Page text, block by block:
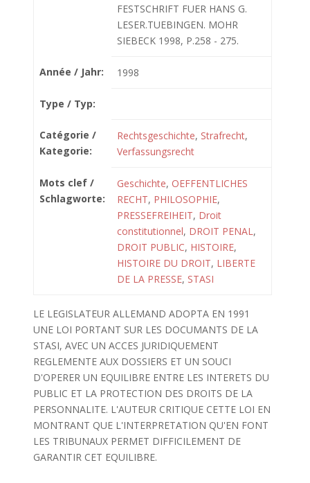
FESTSCHRIFT FUER HANS G.
LESER.TUEBINGEN. MOHR
SIEBECK 1998, P.258 - 275.
Année / Jahr: 1998
Type / Typ:
Catégorie /
Kategorie:
Rechtsgeschichte, Strafrecht,
Verfassungsrecht
Mots clef /
Schlagworte:
Geschichte, OEFFENTLICHES
RECHT, PHILOSOPHIE,
PRESSEFREIHEIT, Droit
constitutionnel, DROIT PENAL,
DROIT PUBLIC, HISTOIRE,
HISTOIRE DU DROIT, LIBERTE
DE LA PRESSE, STASI
LE LEGISLATEUR ALLEMAND ADOPTA EN 1991
UNE LOI PORTANT SUR LES DOCUMANTS DE LA
STASI, AVEC UN ACCES JURIDIQUEMENT
REGLEMENTE AUX DOSSIERS ET UN SOUCI
D'OPERER UN EQUILIBRE ENTRE LES INTERETS DU
PUBLIC ET LA PROTECTION DES DROITS DE LA
PERSONNALITE. L'AUTEUR CRITIQUE CETTE LOI EN
MONTRANT QUE L'INTERPRETATION QU'EN FONT
LES TRIBUNAUX PERMET DIFFICILEMENT DE
GARANTIR CET EQUILIBRE.